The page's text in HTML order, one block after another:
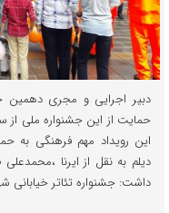
دبیر اجرایی و مجری دهمین
حمایت از این جشنواره ملی از
این رویداد مهم فرهنگی به
دیلم به نقل از ایرنا
داشت: جشنواره تئاتر خیابانی